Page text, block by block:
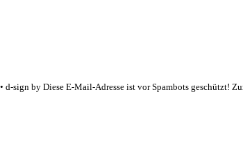
• d-sign by Diese E-Mail-Adresse ist vor Spambots geschützt!